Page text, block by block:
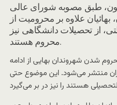
طبق مصوبه شورای عالی
بهائیان علاوه بر محرومیت از
از تحصیلات دانشگاهی نیز
محروم هستند.
شدن شهروندان بهایی از ادامه
منتشر می‌شود. این موضوع حتی